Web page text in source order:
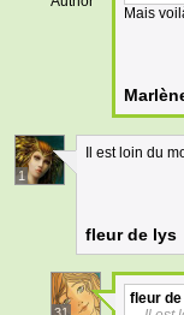
Mais
1
Il est loin du
fleur de lys
fleur